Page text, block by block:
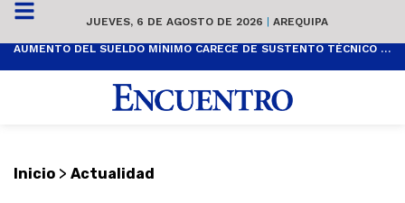
JUEVES, 6 DE AGOSTO DE 2026 | AREQUIPA
AUMENTO DEL SUELDO MÍNIMO CARECE DE SUSTENTO TÉCNICO Y ES POPULISTA
Inicio > Actualidad